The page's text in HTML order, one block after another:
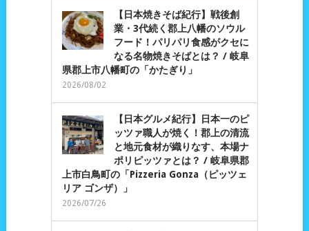
【日本焼きそば紀行】戦後創
業・3代続く郡上八幡のソウル
フード！パリパリ食感がクセに
なる名物焼きそばとは？ / 岐阜
県郡上市八幡町の「かたぎり」
2026/08/02
【日本グルメ紀行】日本一のピ
ッツァ職人が焼く！郡上の清流
と地元食材が織りなす、本場ナ
ポリピッツァとは？ / 岐阜県郡
上市白鳥町の「Pizzeria Gonza（ピッツェ
リア ゴンザ）」
2026/07/26